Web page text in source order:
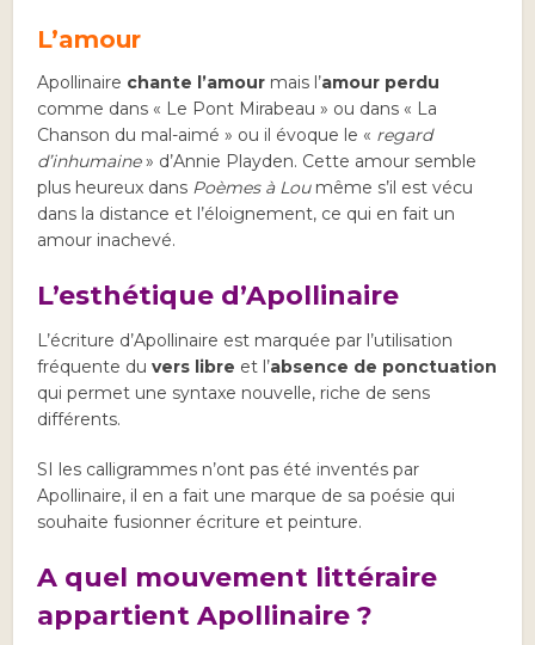
L’amour
Apollinaire chante l’amour mais l’amour perdu
comme dans « Le Pont Mirabeau » ou dans « La
Chanson du mal-aimé » ou il évoque le « regard
d’inhumaine» d’Annie Playden. Cette amour semble
plus heureux dans Poèmes à Loumême s’il est vécu
dans la distance et l’éloignement, ce qui en fait un
amour inachevé.
L’esthétique d’Apollinaire
L’écriture d’Apollinaire est marquée par l’utilisation
fréquente duvers libre et l’absence de ponctuation
qui permet une syntaxe nouvelle, riche de sens
différents.
SI les calligrammes n’ont pas été inventés par
Apollinaire, il en a fait une marque de sa poésie qui
souhaite fusionner écriture et peinture.
A quel mouvement littéraire
appartient Apollinaire ?